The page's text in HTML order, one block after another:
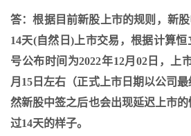
答：根据目前新股上市的规则，新
14天(自然日)上市交易，根据计算恒
号公布时间为2022年12月02日，上
月15日左右（正式上市日期以公司
然新股中签之后也会出现延迟上市
过14天的样子。